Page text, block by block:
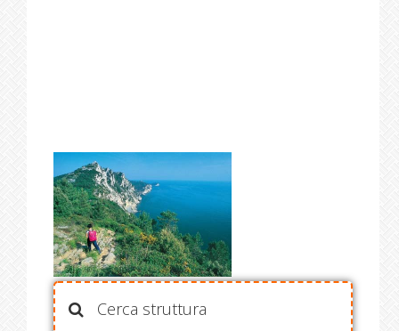
Cerca struttura